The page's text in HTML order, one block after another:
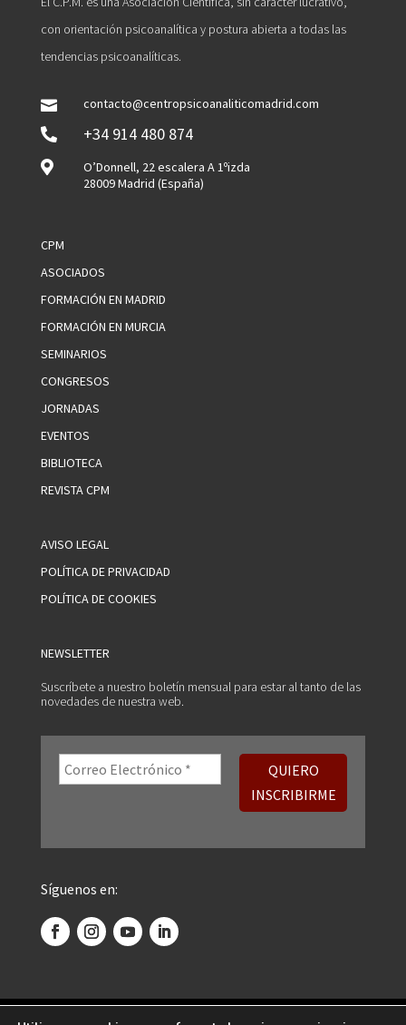
con orientación psicoanalítica y postura abierta a todas las
tendencias psicoanalíticas.

contacto@centropsicoanaliticomadrid.com

+34 914 480 874

O’Donnell, 22 escalera A 1ºizda
28009 Madrid (España)
CPM
ASOCIADOS
FORMACIÓN EN MADRID
FORMACIÓN EN MURCIA
SEMINARIOS
CONGRESOS
JORNADAS
EVENTOS
BIBLIOTECA
REVISTA CPM
AVISO LEGAL
POLÍTICA DE PRIVACIDAD
POLÍTICA DE COOKIES
NEWSLETTER
Suscríbete a nuestro boletín mensual para estar al tanto de las
novedades de nuestra web.
Síguenos en: